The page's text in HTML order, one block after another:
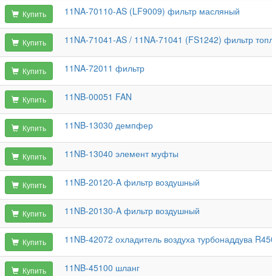
Купить 11NA-70110-AS (LF9009) фильтр масляный
Купить 11NA-71041-AS / 11NA-71041 (FS1242) фильтр
Купить 11NA-72011 фильтр
Купить 11NB-00051 FAN
Купить 11NB-13030 демпфер
Купить 11NB-13040 элемент муфты
Купить 11NB-20120-A фильтр воздушный
Купить 11NB-20130-A фильтр воздушный
Купить 11NB-42072 охладитель воздуха турбонаддува
Купить 11NB-45100 шланг